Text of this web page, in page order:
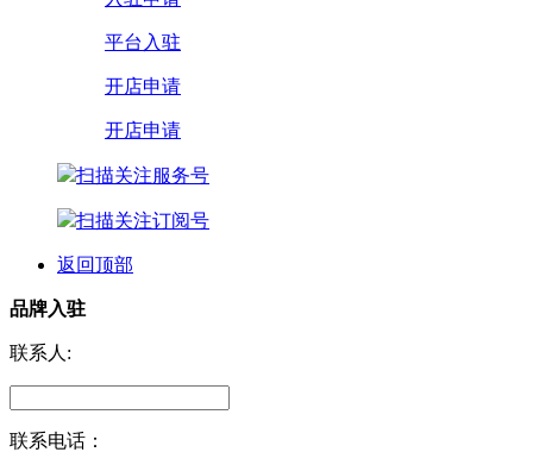
平台入驻
开店申请
开店申请
扫描关注服务号
扫描关注订阅号
返回顶部
品牌入驻
联系人:
联系电话：